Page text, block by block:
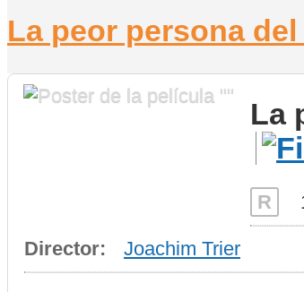
La peor persona
La
R
Director: Joachim Trier